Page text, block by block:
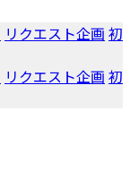
リクエスト企画 初
リクエスト企画 初